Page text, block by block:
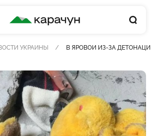
КАРАЧУН
УКРАИНЫ В ЯРОВОЙ ИЗ-ЗА